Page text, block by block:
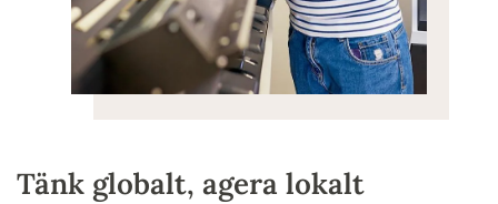
Tänk globalt, agera lokalt